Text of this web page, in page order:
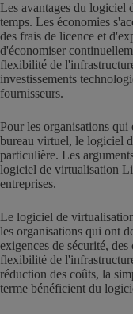
Les avantages du
temps. Les économies
des frais de licence et
d'économiser
flexibilité de
investissements
fournisseurs.
Pour les organisations
bureau virtuel, le logiciel
particulière. Les
logiciel de virtualisation
entreprises.
Le logiciel de
les organisations qui ont
exigences de sécurité,
flexibilité de
réduction des coûts, la
terme bénéficient du